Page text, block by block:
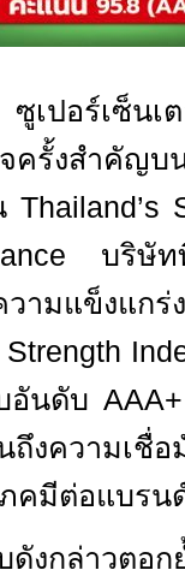
ปอร์เซ็น
ครั้งสำคัญ
Thailand’s
บริษัท
ามแข็งแกร่
Strength
อันดับ
ถึงความเชื่
คมีต่อแบรน
งกล่าวตอก